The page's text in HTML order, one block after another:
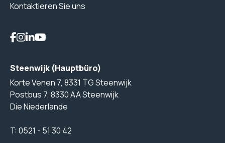
Kontaktieren Sie uns
Steenwijk (Hauptbüro)
Korte Venen 7, 8331 TG Steenwijk
Postbus 7, 8330 AA Steenwijk
Die Niederlande
T:0521 - 51 30 42